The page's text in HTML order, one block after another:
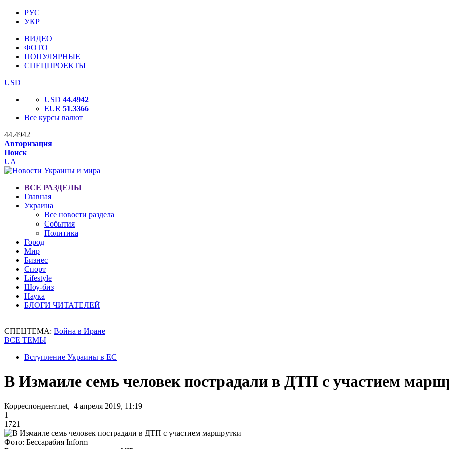
РУС
УКР
ВИДЕО
ФОТО
ПОПУЛЯРНЫЕ
СПЕЦПРОЕКТЫ
USD
USD 44.4942
EUR 51.3366
Все курсы валют
44.4942
Авторизация
Поиск
UA
ВСЕ РАЗДЕЛЫ
Главная
Украина
Все новости раздела
События
Политика
Город
Мир
Бизнес
Спорт
Lifestyle
Шоу-биз
Наука
БЛОГИ ЧИТАТЕЛЕЙ
СПЕЦТЕМА: Война в Иране
ВСЕ ТЕМЫ
Вступление Украины в ЕС
В Измаиле семь человек пострадали в ДТП с участием
Корреспондент.net, 4 апреля 2019, 11:19
1
1721
Фото: Бессарабия Inform